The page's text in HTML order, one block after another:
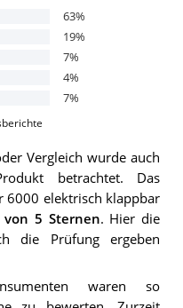
63%
19%
7%
4%
7%
Vergleich wurde auch
betrachtet.
Das
6000 elektrisch klappbar
von 5 Sternen. Hier die
die Prüfung ergeben
waren so